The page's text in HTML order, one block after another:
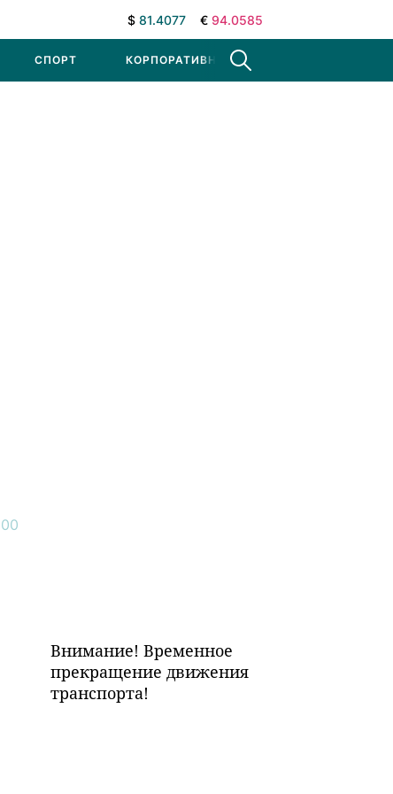
$ 81.4077 € 94.0585
СПОРТ КОРПОРАТИВНЫЕ НОВОСТИ
Внимание! Временное
прекращение движения
транспорта!